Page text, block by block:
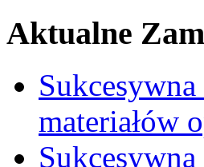
Aktualne
materiałów